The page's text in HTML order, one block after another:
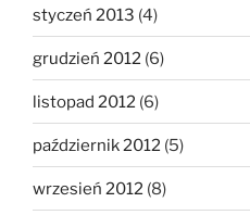
styczeń 2013 (4)
grudzień 2012 (6)
listopad 2012 (6)
październik 2012 (5)
wrzesień 2012 (8)